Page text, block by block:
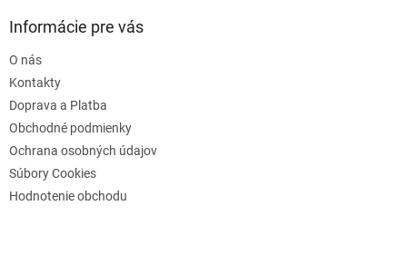
Informácie pre vás
O nás
Kontakty
Doprava a Platba
Obchodné podmienky
Ochrana osobných údajov
Súbory Cookies
Hodnotenie obchodu